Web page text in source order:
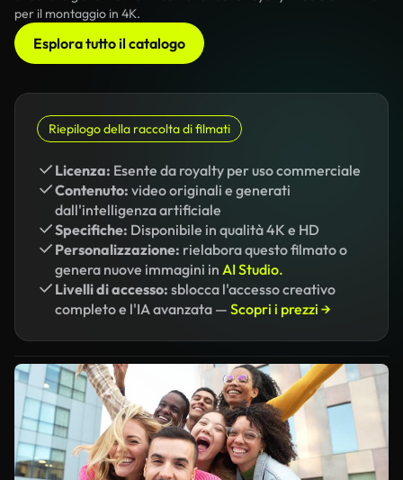
per il montaggio in 4K.
Esplora tutto il catalogo
Riepilogo della raccolta di filmati
Licenza: Esente da royalty per uso commerciale
Contenuto: video originali e generati
dall'intelligenza artificiale
Specifiche: Disponibile in qualità 4K e HD
Personalizzazione: rielabora questo filmato o
genera nuove immagini in AI Studio.
Livelli di accesso: sblocca l'accesso creativo
completo e l'IA avanzata — Scopri i prezzi →